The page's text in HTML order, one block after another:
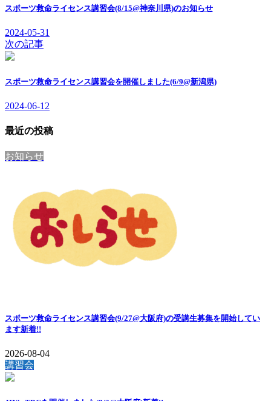
スポーツ救命ライセンス講習会(8/15@神奈川県)のお知らせ
2024-05-31
次の記事
スポーツ救命ライセンス講習会を開催しました(6/9@新潟県)
2024-06-12
最近の投稿
お知らせ
スポーツ救命ライセンス講習会(9/27@大阪府)の受講生募集を開始してい
ます新着!!
2026-08-04
講習会